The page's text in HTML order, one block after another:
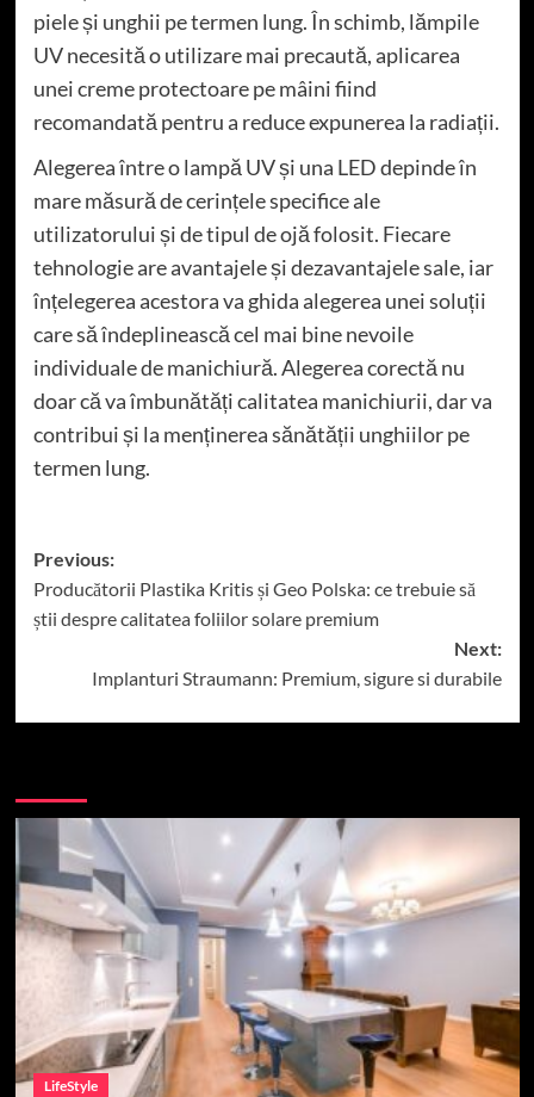
piele și unghii pe termen lung. În schimb, lămpile
UV necesită o utilizare mai precaută, aplicarea
unei creme protectoare pe mâini fiind
recomandată pentru a reduce expunerea la radiații.
Alegerea între o lampă UV și una LED depinde în
mare măsură de cerințele specifice ale
utilizatorului și de tipul de ojă folosit. Fiecare
tehnologie are avantajele și dezavantajele sale, iar
înțelegerea acestora va ghida alegerea unei soluții
care să îndeplinească cel mai bine nevoile
individuale de manichiură. Alegerea corectă nu
doar că va îmbunătăți calitatea manichiurii, dar va
contribui și la menținerea sănătății unghiilor pe
termen lung.
Post
navigation
Previous:
Producătorii Plastika Kritis și Geo Polska: ce trebuie să
știi despre calitatea foliilor solare premium
Next:
Implanturi Straumann: Premium, sigure si durabile
LifeStyle